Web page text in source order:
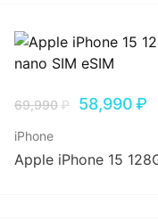
69,990₽ 58,990₽
iPhone
Apple iPhone 15